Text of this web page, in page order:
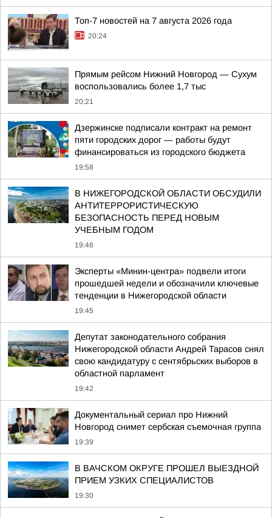
Топ-7 новостей на 7 августа 2026 года
20:24
Прямым рейсом Нижний Новгород — Сухум
воспользовались более 1,7 тыс
20:21
Дзержинске подписали контракт на ремонт
пяти городских дорог — работы будут
финансироваться из городского бюджета
19:58
В НИЖЕГОРОДСКОЙ ОБЛАСТИ ОБСУДИЛИ
АНТИТЕРРОРИСТИЧЕСКУЮ
БЕЗОПАСНОСТЬ ПЕРЕД НОВЫМ
УЧЕБНЫМ ГОДОМ
19:48
Эксперты «Минин-центра» подвели итоги
прошедшей недели и обозначили ключевые
тенденции в Нижегородской области
19:45
Депутат законодательного собрания
Нижегородской области Андрей Тарасов снял
свою кандидатуру с сентябрьских выборов в
областной парламент
19:42
Документальный сериал про Нижний
Новгород снимет сербская съемочная группа
19:39
В ВАЧСКОМ ОКРУГЕ ПРОШЕЛ ВЫЕЗДНОЙ
ПРИЕМ УЗКИХ СПЕЦИАЛИСТОВ
19:30